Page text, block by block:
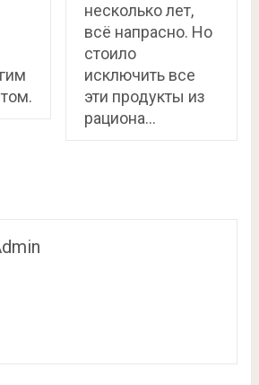
несколько лет,
всё напрасно. Но
стоило
исключить все
эти продукты из
рациона…